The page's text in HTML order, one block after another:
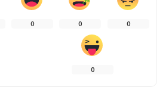
0 0 0
0